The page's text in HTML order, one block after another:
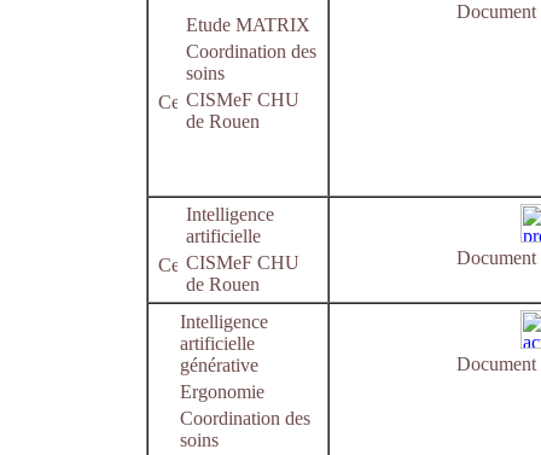
Etude MATRIX
Coordination des
soins
CISMeF CHU
de Rouen
Document
Intelligence
artificielle
CISMeF CHU
de Rouen
Document
Intelligence
artificielle
générative
Ergonomie
Coordination des
soins
Document